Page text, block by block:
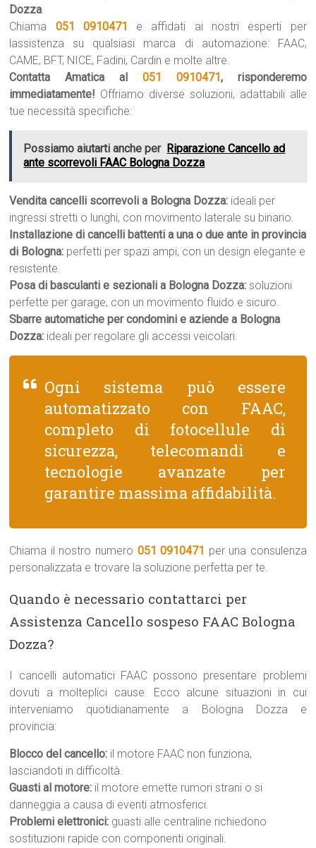
Dozza.
Chiama 051 0910471
e affidati ai nostri esperti per
lassistenza su qualsiasi marca di automazione: FAAC,
CAME, BFT, NICE, Fadini, Cardin e molte altre.
Contatta Amatica al 051 0910471, risponderemo
immediatamente! Offriamo diverse soluzioni, adattabili alle
tue necessità specifiche:
Possiamo aiutarti anche per Riparazione Cancello ad
ante scorrevoli FAAC Bologna Dozza
Vendita cancelli scorrevoli a Bologna Dozza: ideali per
ingressi stretti o lunghi, con movimento laterale su binario.
Installazione di cancelli battenti a una o due ante in provincia
di Bologna: perfetti per spazi ampi, con un design elegante e
resistente.
Posa di basculanti e sezionali a Bologna Dozza: soluzioni
perfette per garage, con un movimento fluido e sicuro.
Sbarre automatiche per condomini e aziende a Bologna
Dozza: ideali per regolare gli accessi veicolari.
Ogni sistema può essere
automatizzato con FAAC,
completo di fotocellule di
sicurezza, telecomandi e
tecnologie avanzate per
garantire massima affidabilità.
Chiama il nostro numero 051 0910471 per una consulenza
personalizzata e trovare la soluzione perfetta per te.
Quando è necessario contattarci per
Assistenza Cancello sospeso FAAC Bologna
Dozza?
I cancelli automatici FAAC possono presentare problemi
dovuti a molteplici cause. Ecco alcune situazioni in cui
interveniamo quotidianamente a Bologna Dozza e
provincia:
Blocco del cancello: il motore FAAC non funziona,
lasciandoti in difficoltà.
Guasti al motore: il motore emette rumori strani o si
danneggia a causa di eventi atmosferici.
Problemi elettronici: guasti alle centraline richiedono
sostituzioni rapide con componenti originali.